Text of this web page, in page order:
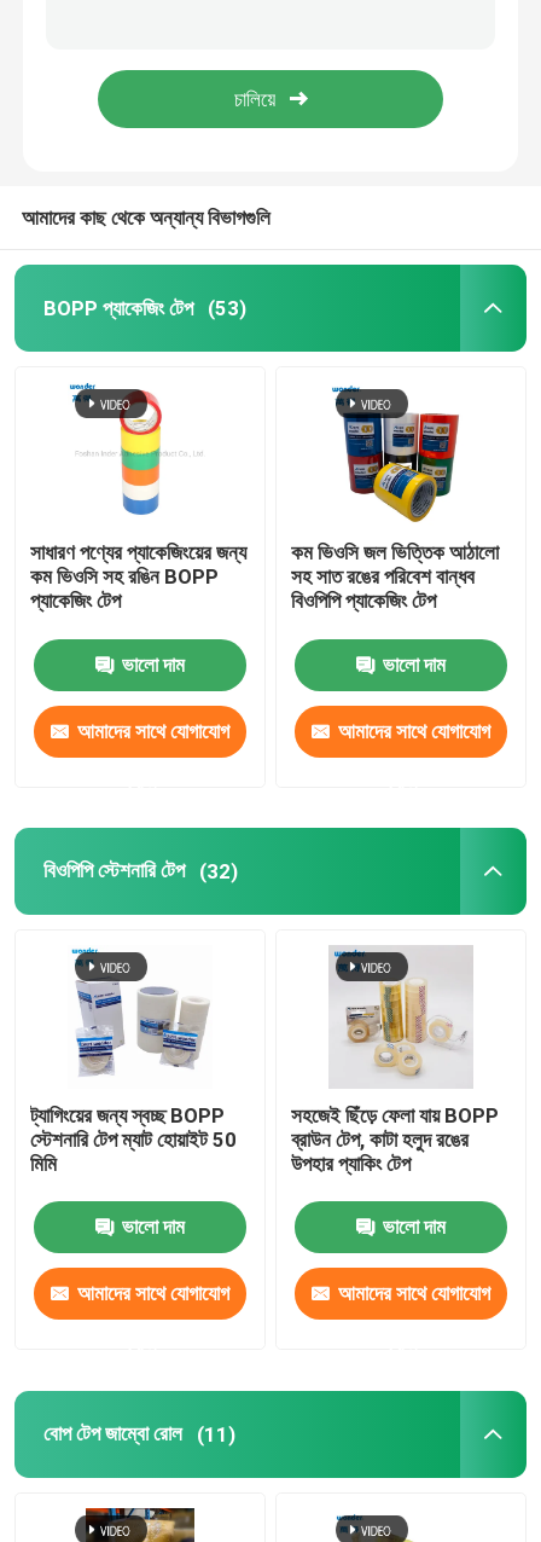
বোপ টেপ জাম্বো রোল
অ্যালুমিনিয়াম ফয়েল টেপ
জল ভিত্তিক এক্রাইলিক আঠালো
স্ব-আঠালো ফোম টেপ
ন্যানো টেপ রোল
আঠালো মাস্কিং টেপ
কাপড়ের ডাক্ট টেপ
পিভিসি আঠালো টেপ
টেপ কাটার ডিসপেনসর
সুরক্ষামূলক টেপ
আমাদের কাছ থেকে অন্যান্য বিভাগগুলি
BOPP প্যাকেজিং টেপ (53)
সাধারণ পণ্যের প্যাকেজিংয়ের জন্য
কম ভিওসি সহ রঙিন BOPP
প্যাকেজিং টেপ
ভালো দাম
আমাদের সাথে যোগাযোগ
কম ভিওসি জল ভিত্তিক আঠালো
সহ সাত রঙের পরিবেশ বান্ধব
বিওপিপি প্যাকেজিং টেপ
ভালো দাম
আমাদের সাথে যোগাযোগ
বিওপিপি স্টেশনারি টেপ (32)
ট্যাগিংয়ের জন্য স্বচ্ছ BOPP
স্টেশনারি টেপ ম্যাট হোয়াইট 50
মিমি
ভালো দাম
আমাদের সাথে যোগাযোগ
সহজেই ছিঁড়ে ফেলা যায় BOPP
ব্রাউন টেপ, কাটা হলুদ রঙের
উপহার প্যাকিং টেপ
ভালো দাম
আমাদের সাথে যোগাযোগ
বোপ টেপ জাম্বো রোল (11)